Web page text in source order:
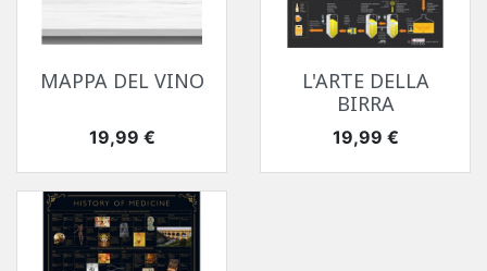
MAPPA DEL VINO
Prezzo
19,99 €
L'ARTE DELLA
BIRRA
Prezzo
19,99 €